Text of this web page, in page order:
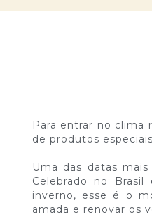
Para entrar no clima
de produtos
Uma das datas
Celebrado no
inverno, esse é o
amada e renovar os